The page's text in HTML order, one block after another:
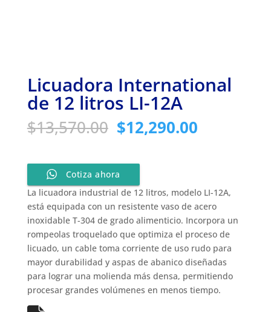
Licuadora International
de 12 litros LI-12A
$13,570.00 Original
price
$13,570.00.
$12,290.00Current
Cotiza ahora
La licuadora industrial de 12 litros, modelo LI-12A,
está equipada con un resistente vaso de acero
inoxidable T-304 de grado alimenticio. Incorpora un
rompeolas troquelado que optimiza el proceso de
licuado, un cable toma corriente de uso rudo para
mayor durabilidad y aspas de abanico diseñadas
para lograr una molienda más densa, permitiendo
procesar grandes volúmenes en menos tiempo.